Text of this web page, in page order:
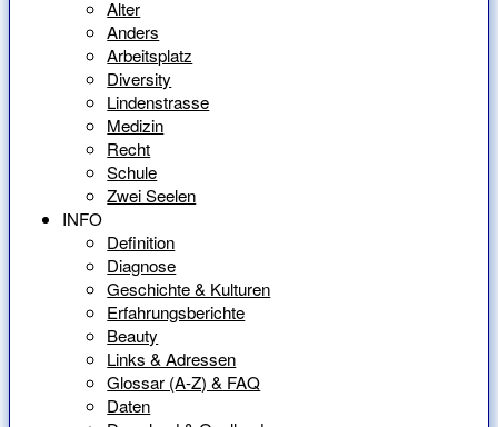
Alter
Anders
Arbeitsplatz
Diversity
Lindenstrasse
Medizin
Recht
Schule
Zwei Seelen
INFO
Definition
Diagnose
Geschichte & Kulturen
Erfahrungsberichte
Beauty
Links & Adressen
Glossar (A-Z) & FAQ
Daten